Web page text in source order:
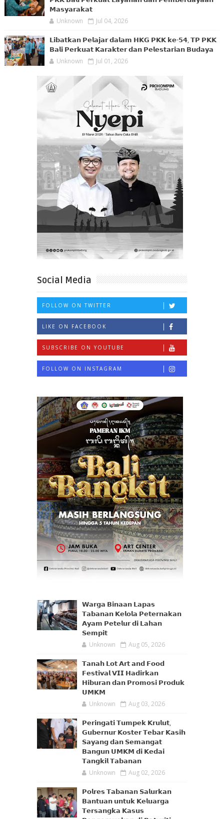
𝗠𝗮𝘀𝘆𝗮𝗿𝗮𝗸𝗮𝘁
Unknown Jul 04, 2026
𝗟𝗶𝗯𝗮𝘁𝗸𝗮𝗻 𝗣𝗲𝗹𝗮𝗷𝗮𝗿 𝗱𝗮𝗹𝗮𝗺 𝗛𝗞𝗚 𝗣𝗞𝗞 𝗸𝗲-𝟱𝟰, 𝗧𝗣 𝗣𝗞𝗞
𝗕𝗮𝗹𝗶 𝗣𝗲𝗿𝗸𝘂𝗮𝘁 𝗞𝗮𝗿𝗮𝗸𝘁𝗲𝗿 𝗱𝗮𝗻 𝗣𝗲𝗹𝗲𝘀𝘁𝗮𝗿𝗶𝗮𝗻 𝗕𝘂𝗱𝗮𝘆𝗮
Unknown Jul 01, 2026
Social Media
FOLLOW ON TWITTER
LIKE ON FACEBOOK
SUBSCRIBE ON YOUTUBE
FOLLOW ON INSTAGRAM
𝗪𝗮𝗿𝗴𝗮 𝗕𝗶𝗻𝗮𝗮𝗻 𝗟𝗮𝗽𝗮𝘀
𝗧𝗮𝗯𝗮𝗻𝗮𝗻 𝗞𝗲𝗹𝗼𝗹𝗮 𝗣𝗲𝘁𝗲𝗿𝗻𝗮𝗸𝗮𝗻
𝗔𝘆𝗮𝗺 𝗣𝗲𝘁𝗲𝗹𝘂𝗿 𝗱𝗶 𝗟𝗮𝗵𝗮𝗻
𝗦𝗲𝗺𝗽𝗶𝘁
Unknown Aug 05, 2026
𝗧𝗮𝗻𝗮𝗵 𝗟𝗼𝘁 𝗔𝗿𝘁 𝗮𝗻𝗱 𝗙𝗼𝗼𝗱
𝗙𝗲𝘀𝘁𝗶𝘃𝗮𝗹 𝗩𝗜𝗜 𝗛𝗮𝗱𝗶𝗿𝗸𝗮𝗻
𝗛𝗶𝗯𝘂𝗿𝗮𝗻 𝗱𝗮𝗻 𝗣𝗿𝗼𝗺𝗼𝘀𝗶 𝗣𝗿𝗼𝗱𝘂𝗸
𝗨𝗠𝗞𝗠
Unknown Aug 03, 2026
𝗣𝗲𝗿𝗶𝗻𝗴𝗮𝘁𝗶 𝗧𝘂𝗺𝗽𝗲𝗸 𝗞𝗿𝘂𝗹𝘂𝘁,
𝗚𝘂𝗯𝗲𝗿𝗻𝘂𝗿 𝗞𝗼𝘀𝘁𝗲𝗿 𝗧𝗲𝗯𝗮𝗿 𝗞𝗮𝘀𝗶𝗵
𝗦𝗮𝘆𝗮𝗻𝗴 𝗱𝗮𝗻 𝗦𝗲𝗺𝗮𝗻𝗴𝗮𝘁
𝗕𝗮𝗻𝗴𝘂𝗻 𝗨𝗠𝗞𝗠 𝗱𝗶 𝗞𝗲𝗱𝗮𝗶
𝗧𝗮𝗻𝗴𝗸𝗶𝗹 𝗧𝗮𝗯𝗮𝗻𝗮𝗻
Unknown Aug 02, 2026
𝗣𝗼𝗹𝗿𝗲𝘀 𝗧𝗮𝗯𝗮𝗻𝗮𝗻 𝗦𝗮𝗹𝘂𝗿𝗸𝗮𝗻
𝗕𝗮𝗻𝘁𝘂𝗮𝗻 𝘂𝗻𝘁𝘂𝗸 𝗞𝗲𝗹𝘂𝗮𝗿𝗴𝗮
𝗧𝗲𝗿𝘀𝗮𝗻𝗴𝗸𝗮 𝗞𝗮𝘀𝘂𝘀